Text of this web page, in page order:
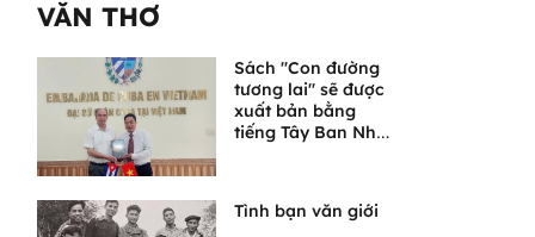
VĂN THƠ
Sách "Con đường
tương lai" sẽ được
xuất bản bằng
tiếng Tây Ban Nha
Tình bạn văn giới